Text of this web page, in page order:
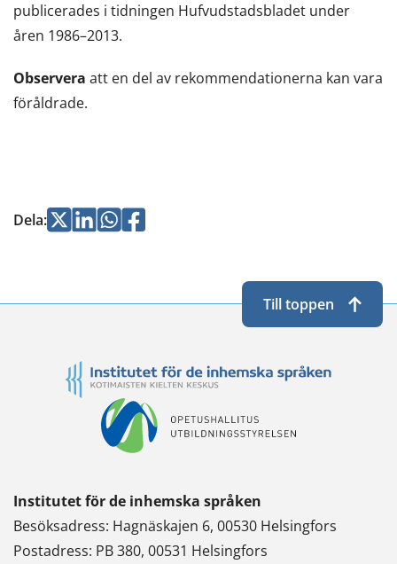
flyttar
annan
publicerades i tidningen Hufvudstadsbladet under
åren 1986–2013.
Observera att en del av rekommendationerna kan vara
föråldrade.
Dela:Jaa Jaa Jaa
Jaa
Institutet för de inhemska språken
Besöksadress: Hagnäskajen 6, 00530 Helsingfors
Postadress: PB 380, 00531 Helsingfors
Till toppen